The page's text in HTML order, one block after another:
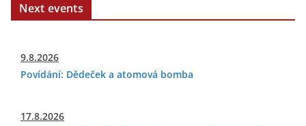
Next events
9.8.2026
Povídání: Dědeček a atomová bomba
17.8.2026